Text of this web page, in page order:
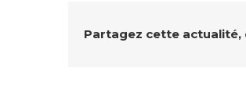
Partagez cette